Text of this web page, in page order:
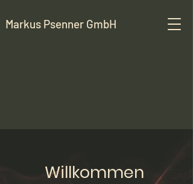
Markus Psenner GmbH
Willkommen